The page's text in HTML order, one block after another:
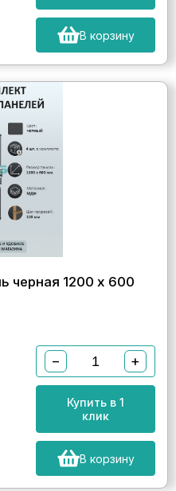
В корзину
черная 1200 х 600
− +
Купить в 1
клик
В корзину